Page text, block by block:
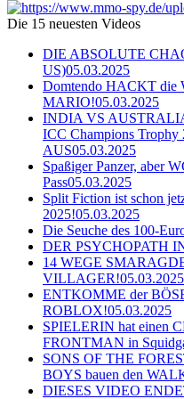
Die 15 neuesten Videos
DIE ABSOLUTE
US)05.03.2025
Domtendo HACKT die
MARIO!05.03.2025
INDIA VS
ICC Champions
AUS05.03.2025
Spaßiger Panzer, aber
Pass05.03.2025
Split Fiction ist schon
2025!05.03.2025
Die Seuche des 100-
DER PSYCHOPATH
14 WEGE
VILLAGER!05.03.2025
ENTKOMME der
ROBLOX!05.03.2025
SPIELERIN hat einen
FRONTMAN in
SONS OF THE
BOYS bauen den
DIESES VIDEO